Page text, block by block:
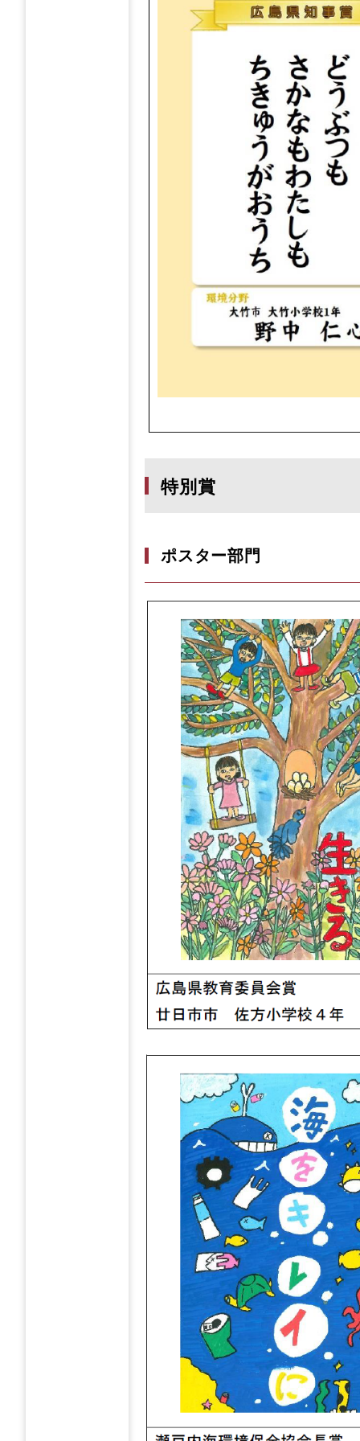
特別賞
ポスター部門